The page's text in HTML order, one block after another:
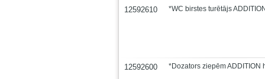
12592610 *WC birstes turētājs
12592600 *Dozators ziepēm ADDITION